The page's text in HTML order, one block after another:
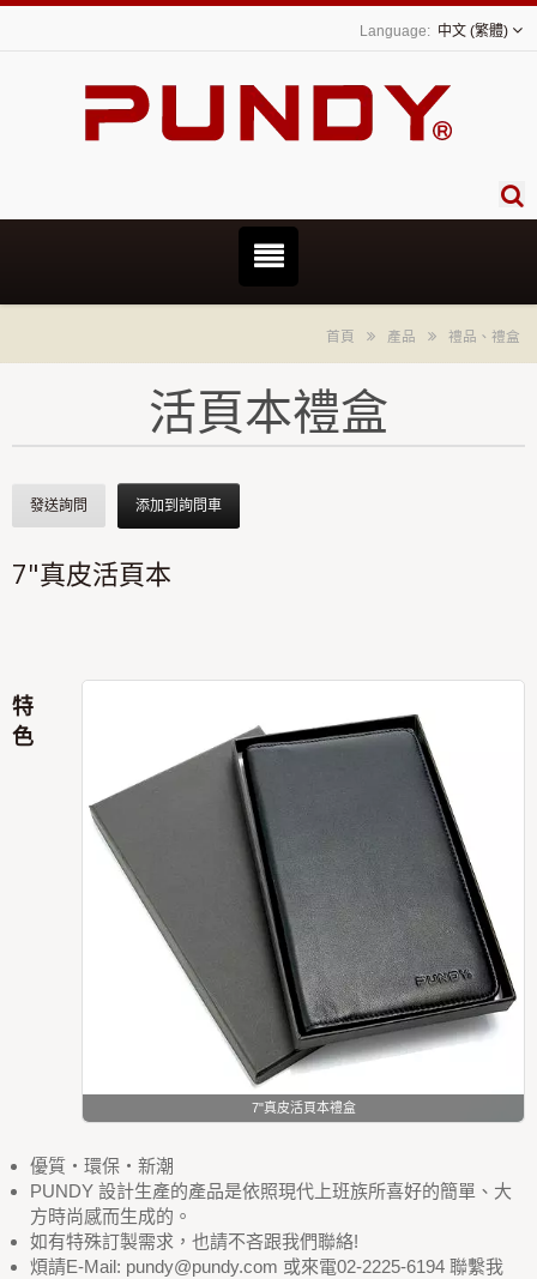
中文 (繁體)
首頁 產品 禮品、禮盒
活頁本禮盒
發送詢問 添加到詢問車
7"真皮活頁本
7"真皮活頁本禮盒
特
色
優質‧環保‧新潮
PUNDY 設計生產的產品是依照現代上班族所喜好的簡單、大
方時尚感而生成的。
如有特殊訂製需求，也請不吝跟我們聯絡!
煩請E-Mail: pundy@pundy.com 或來電02-2225-6194 聯繫我